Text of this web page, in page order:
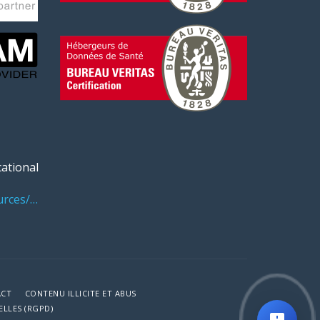
pages/benefits-
CONTENU ILLICITE ET ABUS
(RGPD)